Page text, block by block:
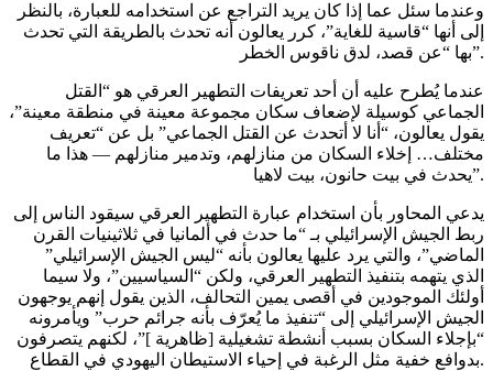
وعندما سئل عما إذا كان يريد التراجع عن استخدامه للعبارة، بالنظر
إلى أنها “قاسية للغاية”، كرر يعالون أنه تحدث بالطريقة التي تحدث
بها “عن قصد، لدق ناقوس الخطر”.
عندما يُطرح عليه أن أحد تعريفات التطهير العرقي هو “القتل
الجماعي كوسيلة لإضعاف سكان مجموعة معينة في منطقة معينة”،
يقول يعالون، “أنا لا أتحدث عن القتل الجماعي” بل عن “تعريف
مختلف… إخلاء السكان من منازلهم، وتدمير منازلهم — هذا ما
يحدث في بيت حانون، بيت لاهيا”.
يدعي المحاور بأن استخدام عبارة التطهير العرقي سيقود الناس إلى
ربط الجيش الإسرائيلي بـ “ما حدث في ألمانيا في ثلاثينيات القرن
الماضي”، والتي يرد عليها يعالون بأنه “ليس الجيش الإسرائيلي”
الذي يتهمه بتنفيذ التطهير العرقي، ولكن “السياسيين”، ولا سيما
أولئك الموجودين في أقصى يمين التحالف، الذين يقول إنهم يوجهون
الجيش الإسرائيلي إلى “تنفيذ ما يُعرّف بأنه جرائم حرب” ويأمرونه
“بإجلاء السكان بسبب أنشطة تشغيلية [ظاهرية ]”، لكنهم يتصرفون
بدوافع خفية مثل الرغبة في إحياء الاستيطان اليهودي في القطاع.